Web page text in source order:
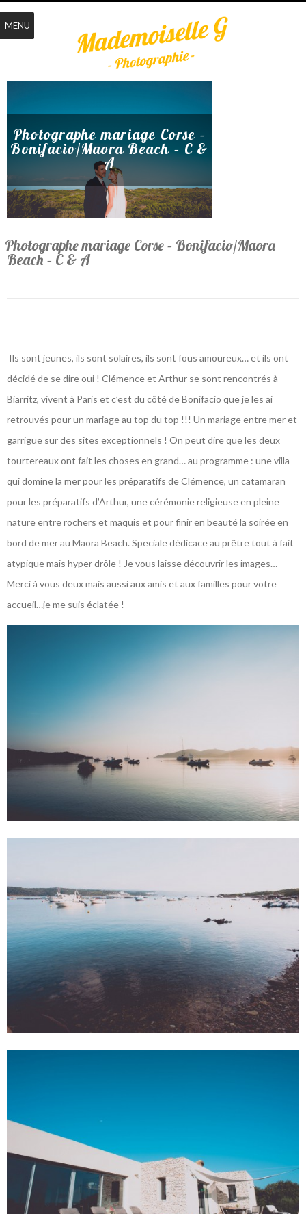
Photographe mariage Corse –
Bonifacio/Maora Beach – C &
A
Photographe mariage Corse – Bonifacio/Maora
Beach – C & A
Ils sont jeunes, ils sont solaires, ils sont fous amoureux… et ils ont
décidé de se dire oui ! Clémence et Arthur se sont rencontrés à
Biarritz, vivent à Paris et c’est du côté de Bonifacio que je les ai
retrouvés pour un mariage au top du top !!! Un mariage entre mer et
garrigue sur des sites exceptionnels ! On peut dire que les deux
tourtereaux ont fait les choses en grand… au programme : une villa
qui domine la mer pour les préparatifs de Clémence, un catamaran
pour les préparatifs d’Arthur, une cérémonie religieuse en pleine
nature entre rochers et maquis et pour finir en beauté la soirée en
bord de mer au Maora Beach. Speciale dédicace au prêtre tout à fait
atypique mais hyper drôle ! Je vous laisse découvrir les images…
Merci à vous deux mais aussi aux amis et aux familles pour votre
accueil…je me suis éclatée !
MENU